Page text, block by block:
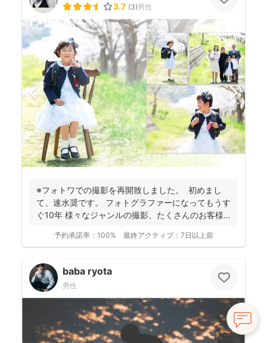
3.7 (3)男性
※フォトワでの撮影を再開致しました。 初めまし
て、速水奨です。 フォトグラファーになってもうす
ぐ10年 様々なジャンルの撮影、たくさんのお客様
予約承諾率： 100% 最終アクティブ： 7日以上前
baba ryota
男性